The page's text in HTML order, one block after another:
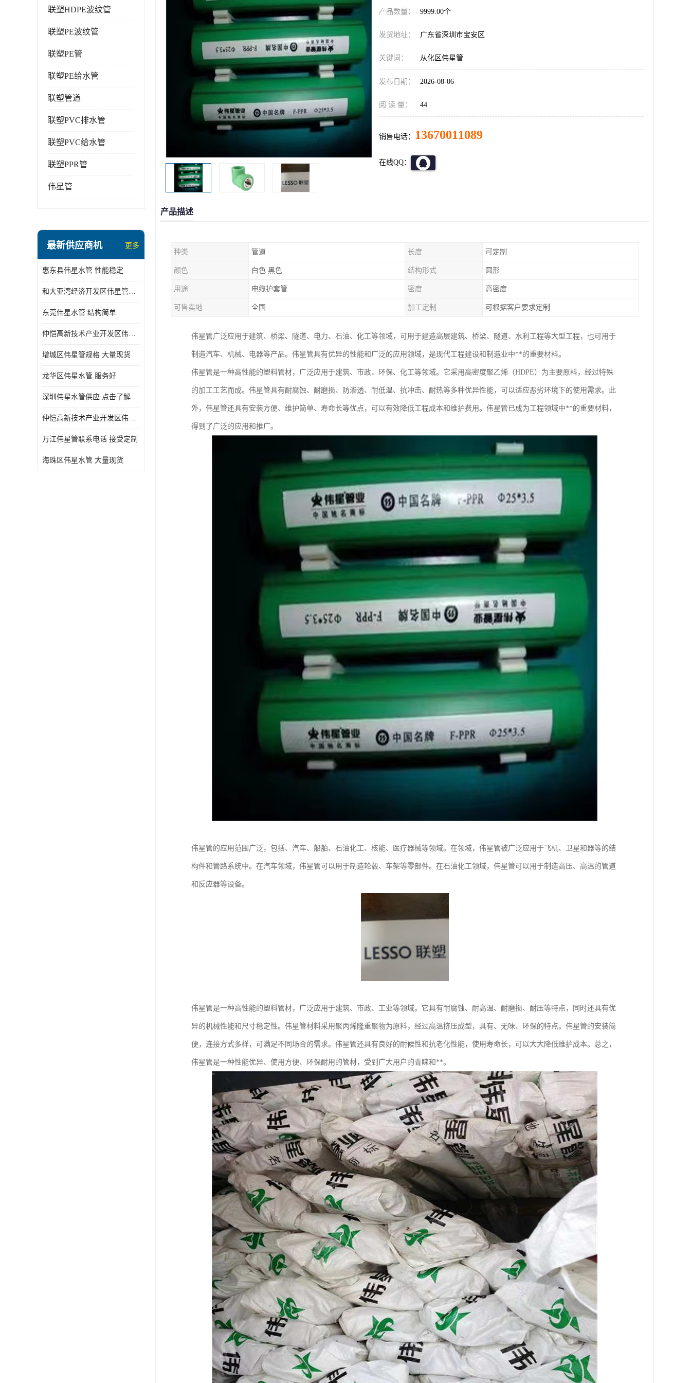
联塑HDPE波纹管
联塑PE波纹管
联塑PE管
联塑PE给水管
联塑管道
联塑PVC排水管
联塑PVC给水管
联塑PPR管
伟星管
最新供应商机 更多
惠东县伟星水管 性能稳定
和大亚湾经济开发区伟星管批发
东莞伟星水管 结构简单
仲恺高新技术产业开发区伟星管型号 技术成熟
增城区伟星管规格 大量现货
龙华区伟星水管 服务好
深圳伟星水管供应 点击了解
仲恺高新技术产业开发区伟星水管 大量现货
万江伟星管联系电话 接受定制
海珠区伟星水管 大量现货
产品数量： 9999.00个
发货地址： 广东省深圳市宝安区
关键词： 从化区伟星管
发布日期： 2026-08-06
阅 读 量： 44
销售电话： 13670011089
在线QQ：
产品描述
种类 管道 长度 可定制
颜色 白色 黑色 结构形式 圆形
用途 电缆护套管 密度 高密度
可售卖地 全国 加工定制 可根据客户要求定制
伟星管广泛应用于建筑、桥梁、隧道、电力、石油、化工等领域，可用于建造高层建筑、桥梁、隧道、水利工程等大型工程，也可用于
制造汽车、机械、电器等产品。伟星管具有优异的性能和广泛的应用领域，是现代工程建设和制造业中**的重要材料。
伟星管是一种高性能的塑料管材，广泛应用于建筑、市政、环保、化工等领域。它采用高密度聚乙烯（HDPE）为主要原料，经过特殊
的加工工艺而成。伟星管具有耐腐蚀、耐磨损、防渗透、耐低温、抗冲击、耐热等多种优异性能，可以适应恶劣环境下的使用需求。此
外，伟星管还具有安装方便、维护简单、寿命长等优点，可以有效降低工程成本和维护费用。伟星管已成为工程领域中**的重要材料，
得到了广泛的应用和推广。
伟星管的应用范围广泛，包括、汽车、船舶、石油化工、核能、医疗器械等领域。在领域，伟星管被广泛应用于飞机、卫星和器等的结
构件和管路系统中。在汽车领域，伟星管可以用于制造轮毂、车架等零部件。在石油化工领域，伟星管可以用于制造高压、高温的管道
和反应器等设备。
伟星管是一种高性能的塑料管材，广泛应用于建筑、市政、工业等领域。它具有耐腐蚀、耐高温、耐磨损、耐压等特点，同时还具有优
异的机械性能和尺寸稳定性。伟星管材料采用聚丙烯隆重聚物为原料，经过高温挤压成型，具有、无味、环保的特点。伟星管的安装简
便，连接方式多样，可满足不同场合的需求。伟星管还具有良好的耐候性和抗老化性能，使用寿命长，可以大大降低维护成本。总之，
伟星管是一种性能优异、使用方便、环保耐用的管材，受到广大用户的青睐和**。